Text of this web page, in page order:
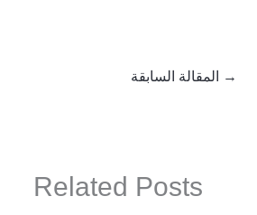
→ المقالة السابقة
Related Posts